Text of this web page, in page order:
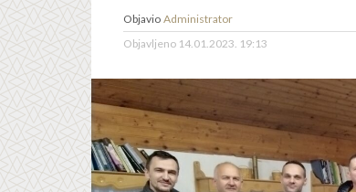
Objavio Administrator
Objavljeno 14.01.2023. 19:13